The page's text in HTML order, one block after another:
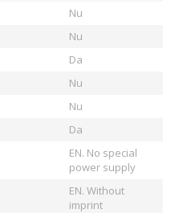
Nu
Nu
Da
Nu
Nu
Da
EN. No special
power supply
EN. Without
imprint